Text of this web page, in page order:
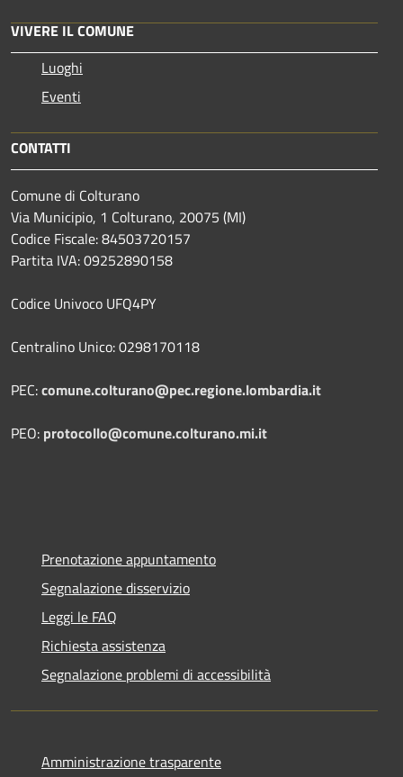
VIVERE IL COMUNE
Luoghi
Eventi
CONTATTI
Comune di Colturano
Via Municipio, 1 Colturano, 20075 (MI)
Codice Fiscale: 84503720157
Partita IVA: 09252890158
Codice Univoco UFQ4PY
Centralino Unico: 0298170118
PEC:comune.colturano@pec.regione.lombardia.it
PEO: protocollo@comune.colturano.mi.it
Prenotazione appuntamento
Segnalazione disservizio
Leggi le FAQ
Richiesta assistenza
Segnalazione problemi di accessibilità
Amministrazione trasparente